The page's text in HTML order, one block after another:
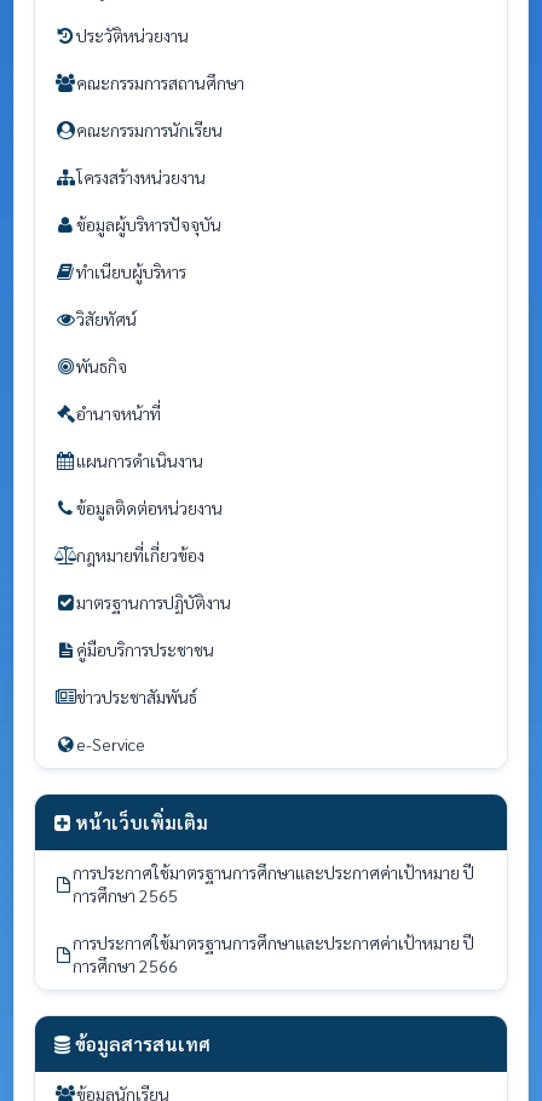
ประวัติหน่วยงาน
คณะกรรมการสถานศึกษา
คณะกรรมการนักเรียน
โครงสร้างหน่วยงาน
ข้อมูลผู้บริหารปัจจุบัน
ทำเนียบผู้บริหาร
วิสัยทัศน์
พันธกิจ
อำนาจหน้าที่
แผนการดำเนินงาน
ข้อมูลติดต่อหน่วยงาน
กฎหมายที่เกี่ยวข้อง
มาตรฐานการปฏิบัติงาน
คู่มือบริการประชาชน
ข่าวประชาสัมพันธ์
e-Service
หน้าเว็บเพิ่มเติม
การประกาศใช้มาตรฐานการศึกษาและประกาศค่าเป้าหมาย ปี
การศึกษา 2565
การประกาศใช้มาตรฐานการศึกษาและประกาศค่าเป้าหมาย ปี
การศึกษา 2566
ข้อมูลสารสนเทศ
ข้อมูลนักเรียน